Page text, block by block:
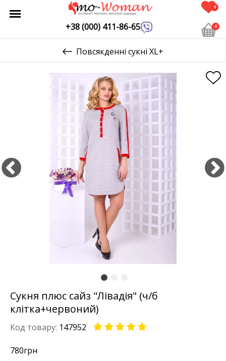
+38 (000) 411-86-65
0
0
Повсякденні сукні XL+
Сукня плюс сайз "Лівадія" (ч/б
клітка+червоний)
Код товару: 147952
780грн